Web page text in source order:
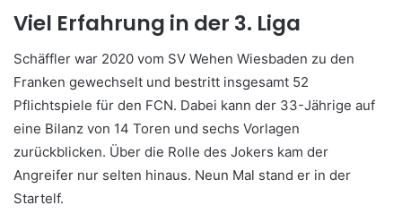
Viel Erfahrung in der 3. Liga
Schäffler war 2020 vom SV Wehen Wiesbaden zu den
Franken gewechselt und bestritt insgesamt 52
Pflichtspiele für den FCN. Dabei kann der 33-Jährige auf
eine Bilanz von 14 Toren und sechs Vorlagen
zurückblicken. Über die Rolle des Jokers kam der
Angreifer nur selten hinaus. Neun Mal stand er in der
Startelf.